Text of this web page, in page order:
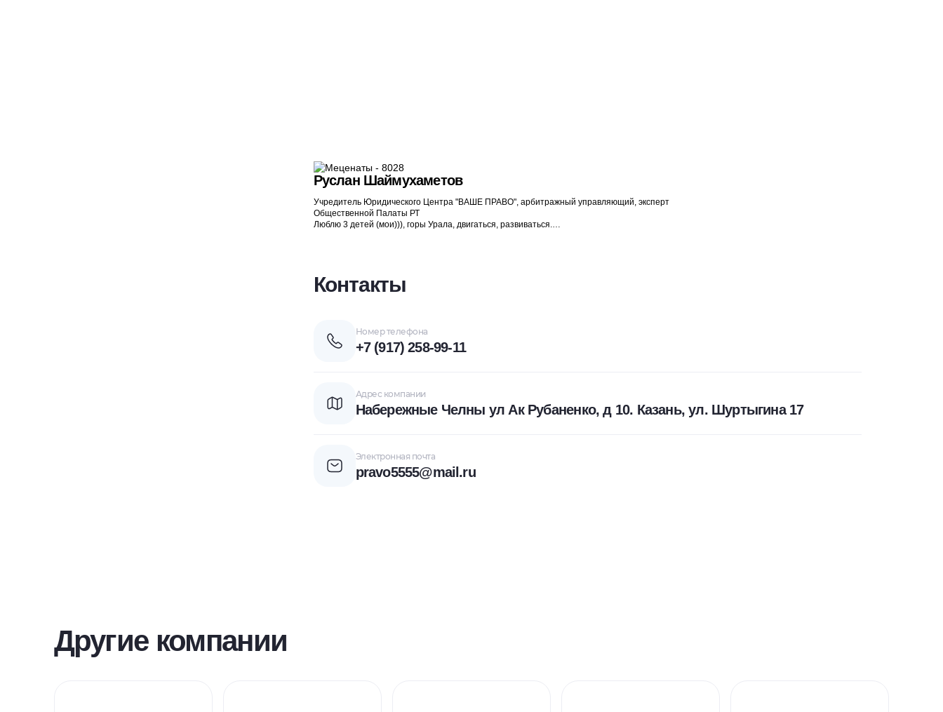
Руслан Шаймухаметов
Учредитель Юридического Центра "ВАШЕ ПРАВО", арбитражный управляющий, эксперт
Общественной Палаты РТ
Люблю 3 детей (мои))), горы Урала, двигаться, развиваться.
Контакты
Номер телефона
+7 (917) 258-99-11
Адрес компании
Набережные Челны ул Ак Рубаненко, д 10. Казань, ул. Шуртыгина 17
Электронная почта
pravo5555@mail.ru
Другие компании